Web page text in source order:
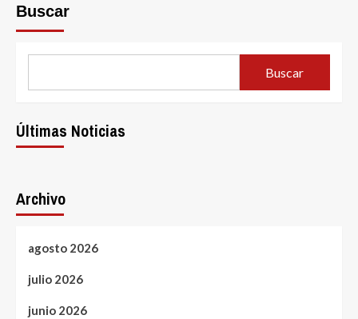
Buscar
Buscar
Últimas Noticias
Archivo
agosto 2026
julio 2026
junio 2026